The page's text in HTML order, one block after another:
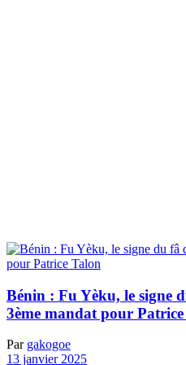
Bénin : Fu Yèku, le signe
3ème mandat pour
Par gakogoe
13 janvier 2025